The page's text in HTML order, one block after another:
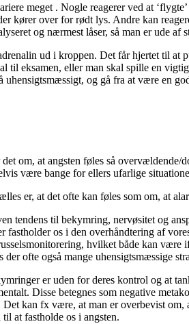
meget . Nogle reagerer ved at
kører over for rødt lys. Andre kan
og nærmest låser, så man er ude af
ud i kroppen. Det får hjertet til
til eksamen, eller man skal spille en
uhensigtsmæssigt, og gå fra at være en
om, at angsten føles så
være bange for ellers ufarlige
er, at det ofte kan føles som om, at
tendens til bekymring, nervøsitet og
fastholder os i den overhåndtering af
hvilket både kan
der ofte også mange uhensigtsmæssige
er uden for deres kontrol og at
Disse betegnes som negative
kan fx være, at man er overbevist
at fastholde os i angsten.